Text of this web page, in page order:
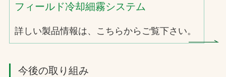
フィールド冷却細霧システム
詳しい製品情報は、こちらからご覧下さい。
今後の取り組み